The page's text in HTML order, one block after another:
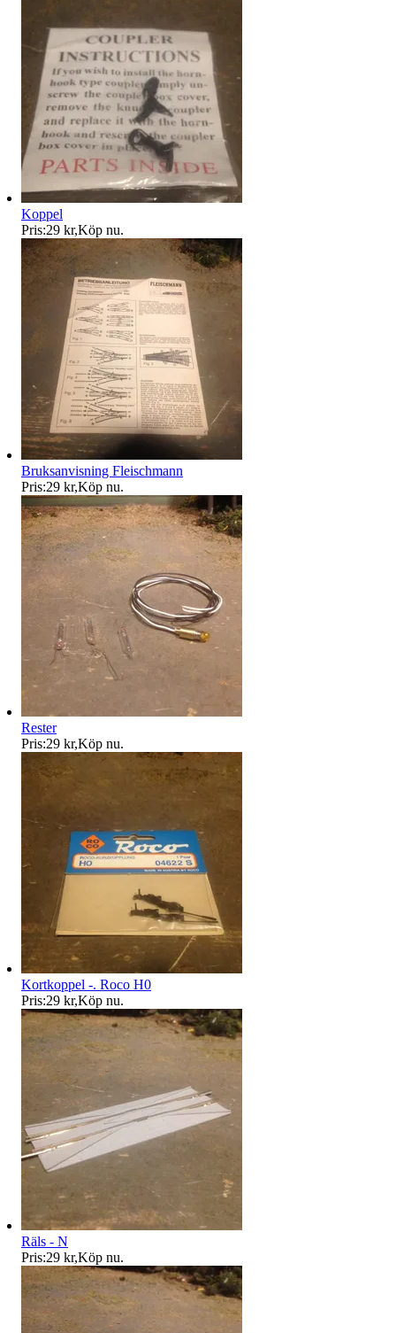
Koppel
Pris:29 kr,Köp nu.
Bruksanvisning Fleischmann
Pris:29 kr,Köp nu.
Rester
Pris:29 kr,Köp nu.
Kortkoppel -. Roco H0
Pris:29 kr,Köp nu.
Räls - N
Pris:29 kr,Köp nu.